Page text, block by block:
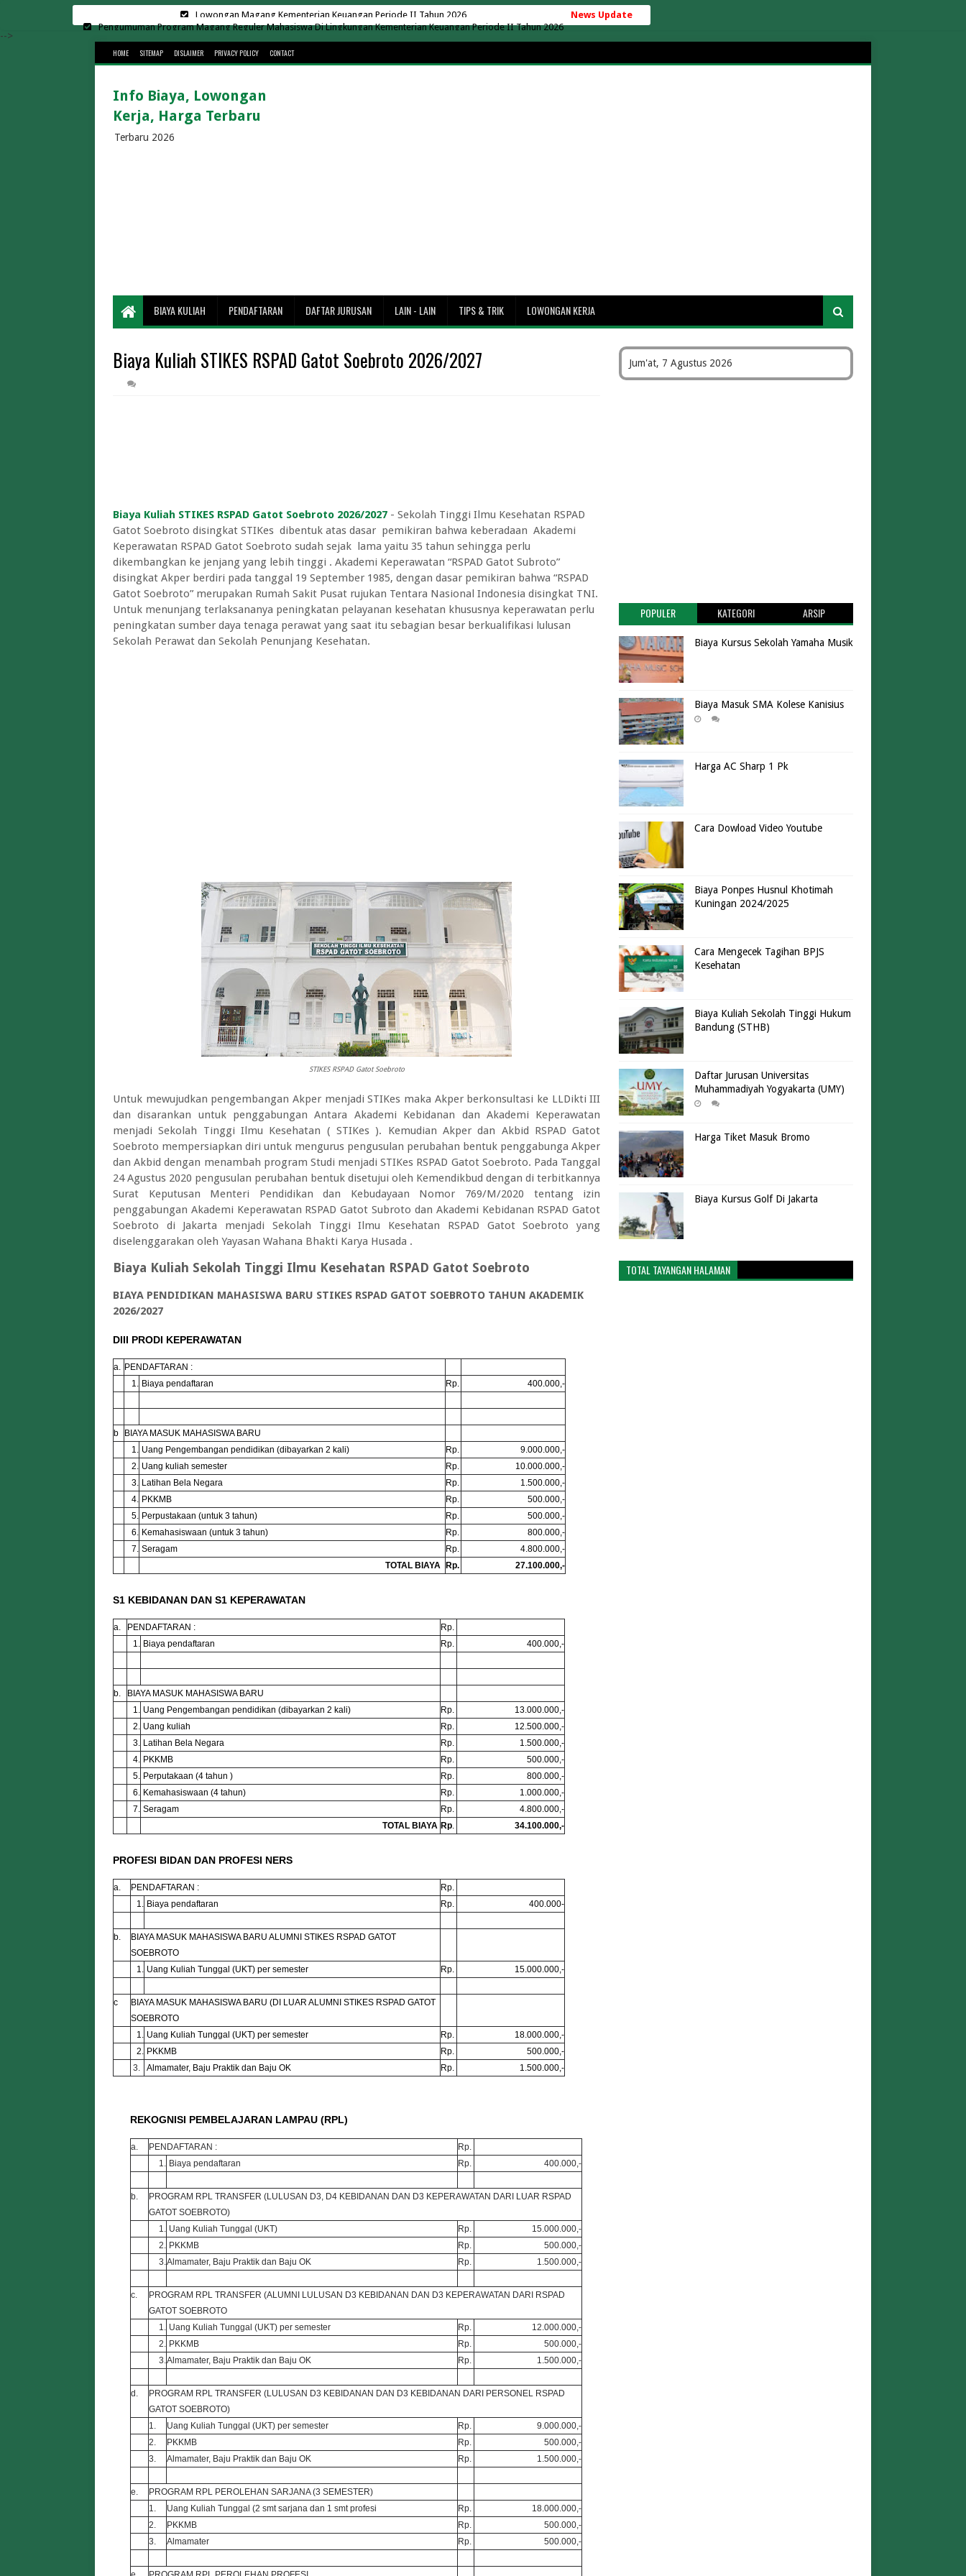
News Update
Pengumuman Program Magang Reguler Mahasiswa Di Lingkungan Kementerian Keuangan Periode II Tahun 2026
Biaya Kuliah Universitas Nusa Putra Sukabumi 2026
Biaya Kuliah Universitas Sugeng Hartono Tahun Akademik 2026/2027
Cara Menghemat Biaya Listrik AC 24 Jam Tanpa Matikan Mesin
Berapa Lama Penyeberangan Bakauheni ke Merak? Ini Estimasi Waktu dan Jaraknya
Biaya Masuk Pantai Tanjung Lesung
Cara Daftar Mudik Gratis Kemenhub 2026
-->
HOME SITEMAP DISLAIMER PRIVACY POLICY CONTACT
Info Biaya, Lowongan
Kerja, Harga Terbaru
Terbaru 2026
BIAYA KULIAH PENDAFTARAN DAFTAR JURUSAN LAIN - LAIN TIPS & TRIK LOWONGAN KERJA
Biaya Kuliah STIKES RSPAD Gatot Soebroto 2026/2027
Biaya Kuliah STIKES RSPAD Gatot Soebroto 2026/2027 - Sekolah Tinggi Ilmu Kesehatan RSPAD
Gatot Soebroto disingkat STIKes dibentuk atas dasar pemikiran bahwa keberadaan Akademi
Keperawatan RSPAD Gatot Soebroto sudah sejak lama yaitu 35 tahun sehingga perlu
dikembangkan ke jenjang yang lebih tinggi . Akademi Keperawatan “RSPAD Gatot Subroto”
disingkat Akper berdiri pada tanggal 19 September 1985, dengan dasar pemikiran bahwa “RSPAD
Gatot Soebroto” merupakan Rumah Sakit Pusat rujukan Tentara Nasional Indonesia disingkat TNI.
Untuk menunjang terlaksananya peningkatan pelayanan kesehatan khususnya keperawatan perlu
peningkatan sumber daya tenaga perawat yang saat itu sebagian besar berkualifikasi lulusan
Sekolah Perawat dan Sekolah Penunjang Kesehatan.
STIKES RSPAD Gatot Soebroto
Untuk mewujudkan pengembangan Akper menjadi STIKes maka Akper berkonsultasi ke LLDikti III
dan disarankan untuk penggabungan Antara Akademi Kebidanan dan Akademi Keperawatan
menjadi Sekolah Tinggi Ilmu Kesehatan ( STIKes ). Kemudian Akper dan Akbid RSPAD Gatot
Soebroto mempersiapkan diri untuk mengurus pengusulan perubahan bentuk penggabunga Akper
dan Akbid dengan menambah program Studi menjadi STIKes RSPAD Gatot Soebroto. Pada Tanggal
24 Agustus 2020 pengusulan perubahan bentuk disetujui oleh Kemendikbud dengan di terbitkannya
Surat Keputusan Menteri Pendidikan dan Kebudayaan Nomor 769/M/2020 tentang izin
penggabungan Akademi Keperawatan RSPAD Gatot Subroto dan Akademi Kebidanan RSPAD Gatot
Soebroto di Jakarta menjadi Sekolah Tinggi Ilmu Kesehatan RSPAD Gatot Soebroto yang
diselenggarakan oleh Yayasan Wahana Bhakti Karya Husada .
Biaya Kuliah Sekolah Tinggi Ilmu Kesehatan RSPAD Gatot Soebroto
BIAYA PENDIDIKAN MAHASISWA BARU STIKES RSPAD GATOT SOEBROTO TAHUN AKADEMIK
2026/2027
DIII PRODI KEPERAWATAN
a. PENDAFTARAN :
1. Biaya pendaftaran Rp. 400.000,-
b
BIAYA MASUK MAHASISWA BARU
1. Uang Pengembangan pendidikan (dibayarkan 2 kali) Rp.
9.000.000,-
2. Uang kuliah semester Rp.
10.000.000,-
3. Latihan Bela Negara Rp.
1.500.000,-
4. PKKMB Rp.
500.000,-
5. Perpustakaan (untuk 3 tahun) Rp.
500.000,-
6. Kemahasiswaan (untuk 3 tahun) Rp.
800.000,-
7. Seragam Rp.
4.800.000,-
TOTAL BIAYA
Rp. 27.100.000,-
S1 KEBIDANAN DAN S1 KEPERAWATAN
a. PENDAFTARAN :
Rp.
1. Biaya pendaftaran Rp. 400.000,-
b.
BIAYA MASUK MAHASISWA BARU
1. Uang Pengembangan pendidikan (dibayarkan 2 kali) Rp.
13.000.000,-
2. Uang kuliah Rp.
12.500.000,-
3. Latihan Bela Negara Rp.
1.500.000,-
4. PKKMB Rp.
500.000,-
5. Perputakaan (4 tahun ) Rp.
800.000,-
6. Kemahasiswaan (4 tahun) Rp.
1.000.000,-
7. Seragam Rp.
4.800.000,-
TOTAL BIAYA Rp. 34.100.000,-
PROFESI BIDAN DAN PROFESI NERS
a. PENDAFTARAN :
Rp.
1. Biaya pendaftaran Rp. 400.000-
b.
BIAYA MASUK MAHASISWA BARU ALUMNI STIKES RSPAD GATOT
SOEBROTO
1. Uang Kuliah Tunggal (UKT) per semester Rp. 15.000.000,-
c
BIAYA MASUK MAHASISWA BARU (DI LUAR ALUMNI STIKES RSPAD GATOT
SOEBROTO
1. Uang Kuliah Tunggal (UKT) per semester Rp.
18.000.000,-
2. PKKMB Rp.
500.000,-
3.
Almamater, Baju Praktik dan Baju OK Rp. 1.500.000,-
REKOGNISI PEMBELAJARAN LAMPAU (RPL)
a. PENDAFTARAN :
Rp.
1. Biaya pendaftaran Rp. 400.000,-
b.
PROGRAM RPL TRANSFER (LULUSAN D3, D4 KEBIDANAN DAN D3 KEPERAWATAN DARI LUAR RSPAD
GATOT SOEBROTO)
1. Uang Kuliah Tunggal (UKT) Rp.
15.000.000,-
2. PKKMB Rp.
500.000,-
3.Almamater, Baju Praktik dan Baju OK Rp. 1.500.000,-
c.
PROGRAM RPL TRANSFER (ALUMNI LULUSAN D3 KEBIDANAN DAN D3 KEPERAWATAN DARI RSPAD
GATOT SOEBROTO
1. Uang Kuliah Tunggal (UKT) per semester Rp.
12.000.000,-
2. PKKMB Rp.
500.000,-
3.Almamater, Baju Praktik dan Baju OK Rp. 1.500.000,-
d.
PROGRAM RPL TRANSFER (LULUSAN D3 KEBIDANAN DAN D3 KEBIDANAN DARI PERSONEL RSPAD
GATOT SOEBROTO)
1.
Uang Kuliah Tunggal (UKT) per semester Rp.
9.000.000,-
2.
PKKMB Rp.
500.000,-
3.
Almamater, Baju Praktik dan Baju OK Rp. 1.500.000,-
e.
PROGRAM RPL PEROLEHAN SARJANA (3 SEMESTER)
1.
Uang Kuliah Tunggal (2 smt sarjana dan 1 smt profesi Rp.
18.000.000,-
2.
PKKMB Rp.
500.000,-
3.
Almamater Rp. 500.000,-
Jum'at, 7 Agustus 2026
POPULER KATEGORI ARSIP
Biaya Kursus Sekolah Yamaha Musik
Biaya Masuk SMA Kolese Kanisius
Harga AC Sharp 1 Pk
Cara Dowload Video Youtube
Biaya Ponpes Husnul Khotimah
Kuningan 2024/2025
Cara Mengecek Tagihan BPJS
Kesehatan
Biaya Kuliah Sekolah Tinggi Hukum
Bandung (STHB)
Daftar Jurusan Universitas
Muhammadiyah Yogyakarta (UMY)
Harga Tiket Masuk Bromo
Biaya Kursus Golf Di Jakarta
TOTAL TAYANGAN HALAMAN